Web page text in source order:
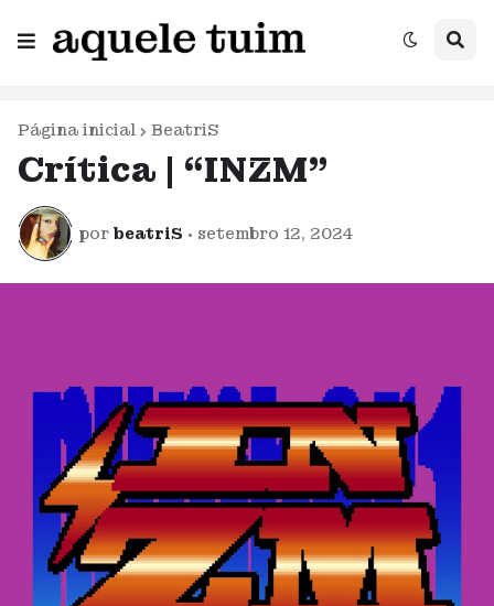
Página inicial BeatriS
Crítica | “INZM”
por beatriS • setembro 12, 2024